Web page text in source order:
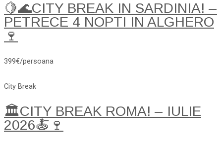
🍋🌊CITY BREAK IN SARDINIA! –
PETRECE 4 NOPTI IN ALGHERO
🍷
399€/persoana
City Break
🏛️CITY BREAK ROMA! – IULIE
2026🍝🍷